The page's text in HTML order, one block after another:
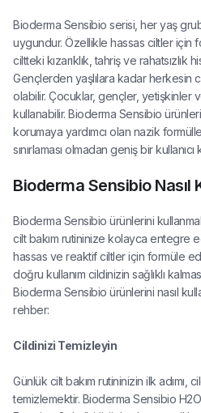
Bioderma Sensibio serisi, her yaş
uygundur. Özellikle hassas ciltler için
ciltteki kızarıklık, tahriş ve rahatsızlık
Gençlerden yaşlılara kadar herkesin
olabilir. Çocuklar, gençler, yetişkinler
kullanabilir. Bioderma Sensibio
korumaya yardımcı olan nazik
sınırlaması olmadan geniş bir
Bioderma Sensibio Nasıl
Bioderma Sensibio ürünlerini
cilt bakım rutininize kolayca entegre
hassas ve reaktif ciltler için formüle
doğru kullanım cildinizin sağlıklı
Bioderma Sensibio ürünlerini nasıl
rehber:
Cildinizi Temizleyin
Günlük cilt bakım rutininizin ilk adımı,
temizlemektir. Bioderma Sensibio